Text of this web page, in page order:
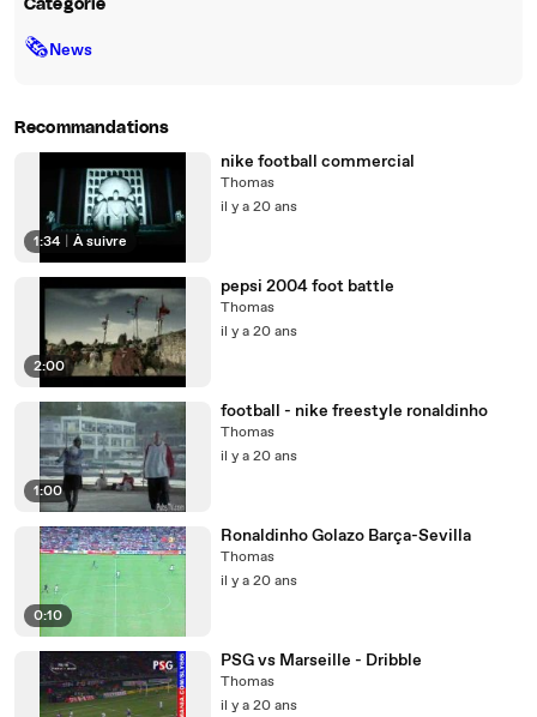
Catégorie
🗞News
Recommandations
1:34 À suivre
nike football commercial
Thomas
il y a 20 ans
2:00
pepsi 2004 foot battle
Thomas
il y a 20 ans
1:00
football - nike freestyle ronaldinho
Thomas
il y a 20 ans
0:10
Ronaldinho Golazo Barça-Sevilla
Thomas
il y a 20 ans
PSG vs Marseille - Dribble
Thomas
il y a 20 ans